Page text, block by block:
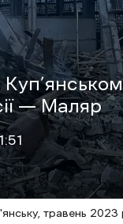
— Маляр
травень